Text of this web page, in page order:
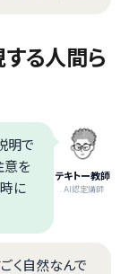
る人間ら
テキトー教師
.AI認定講師
明で
意を
に
く自然なんで